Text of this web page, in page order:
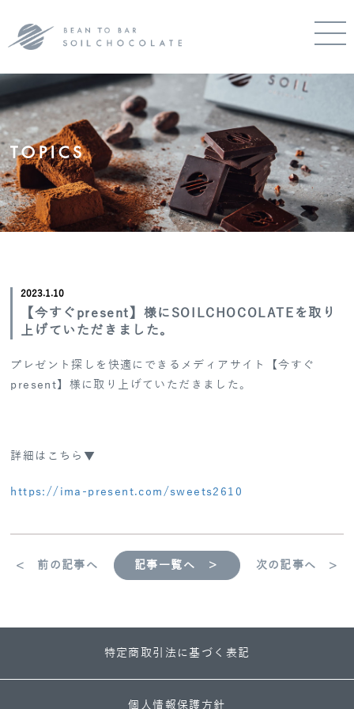
TOPICS
2023.1.10
【今すぐpresent】様にSOILCHOCOLATEを取り
上げていただきました。
プレゼント探しを快適にできるメディアサイト【今すぐ
present】様に取り上げていただきました。
詳細はこちら▼
https://ima-present.com/sweets2610
< 前の記事へ 記事一覧へ ＞ 次の記事へ >
特定商取引法に基づく表記
個人情報保護方針